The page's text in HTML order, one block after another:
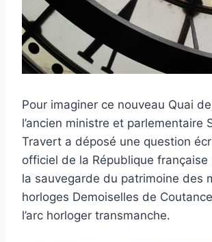
Pour imaginer ce nouveau Quai
l’ancien ministre et parlementaire
Travert a déposé une question
officiel de la République française
la sauvegarde du patrimoine des
horloges Demoiselles de
l’arc horloger transmanche.